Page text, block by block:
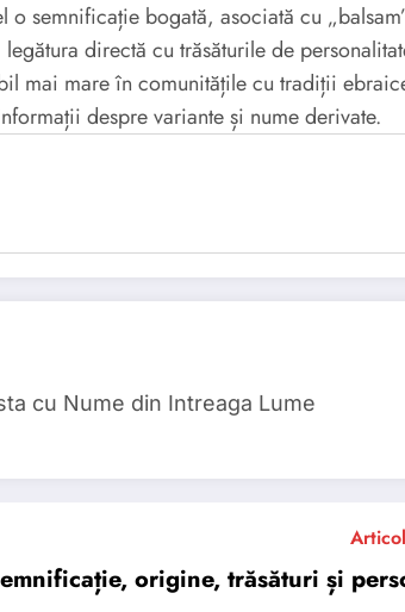
semnificație bogată, asociată cu
directă cu trăsăturile de
mai mare în comunitățile cu tradiții
despre variante și nume derivate.
cu Nume din Intreaga Lume
origine, trăsături și